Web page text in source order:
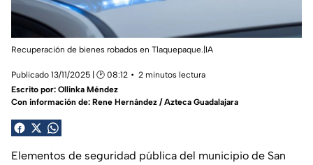
Recuperación de bienes robados en Tlaquepaque.|IA
Publicado 13/11/2025 | 🕑 08:12
2 minutos lectura
Escrito por: Ollinka Méndez
Con información de: Rene Hernández / Azteca Guadalajara
Elementos de seguridad pública del municipio de San